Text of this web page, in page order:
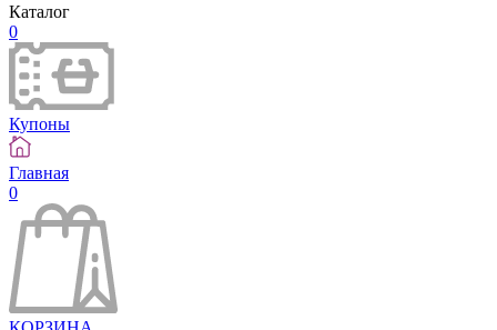
Каталог
0
Купоны
Главная
0